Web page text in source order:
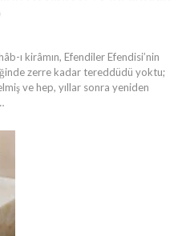
ı kirâmın, Efendiler Efendisi’nin
zerre kadar tereddüdü yoktu;
ve hep, yıllar sonra yeniden